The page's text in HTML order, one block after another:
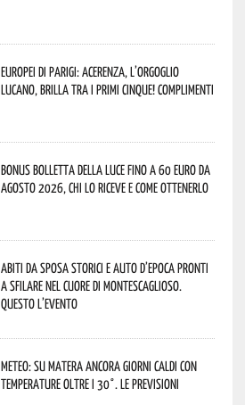
Europei di Parigi: Acerenza, l’orgoglio
lucano, brilla tra i primi cinque! Complimenti
Bonus bolletta della luce fino a 60 euro da
agosto 2026, chi lo riceve e come ottenerlo
Abiti da sposa storici e auto d’epoca pronti
a sfilare nel cuore di Montescaglioso.
Questo l’evento
Meteo: su Matera ancora giorni caldi con
temperature oltre i 30°. Le previsioni